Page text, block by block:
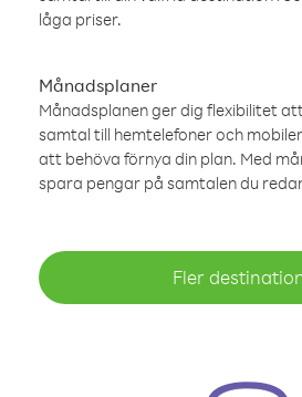
låga priser.
Månadsplaner
Månadsplanen ger dig flexibilitet
samtal till hemtelefoner och
att behöva förnya din plan. Med
spara pengar på samtalen du
Fler